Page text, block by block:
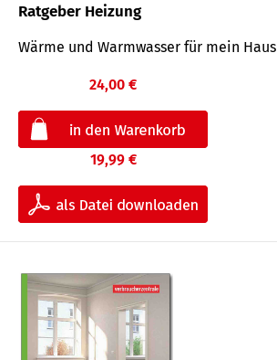
Ratgeber Heizung
Wärme und Warmwasser für mein Haus
24,00 €
19,99 €